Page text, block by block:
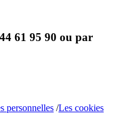
61 95 90 ou par
personnelles /Les cookies